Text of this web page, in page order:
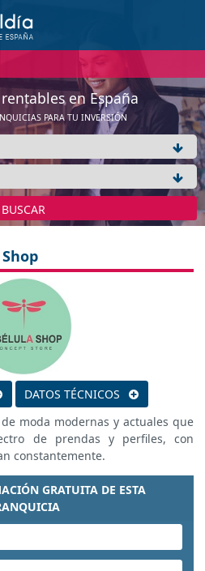
en España
PARA TU INVERSIÓN
BUSCAR
DATOS TÉCNICOS
moda modernas y actuales que
de prendas y perfiles, con
constantemente.
GRATUITA DE ESTA
la expansión de esta franquicia
de Moda mujer
Aceptar